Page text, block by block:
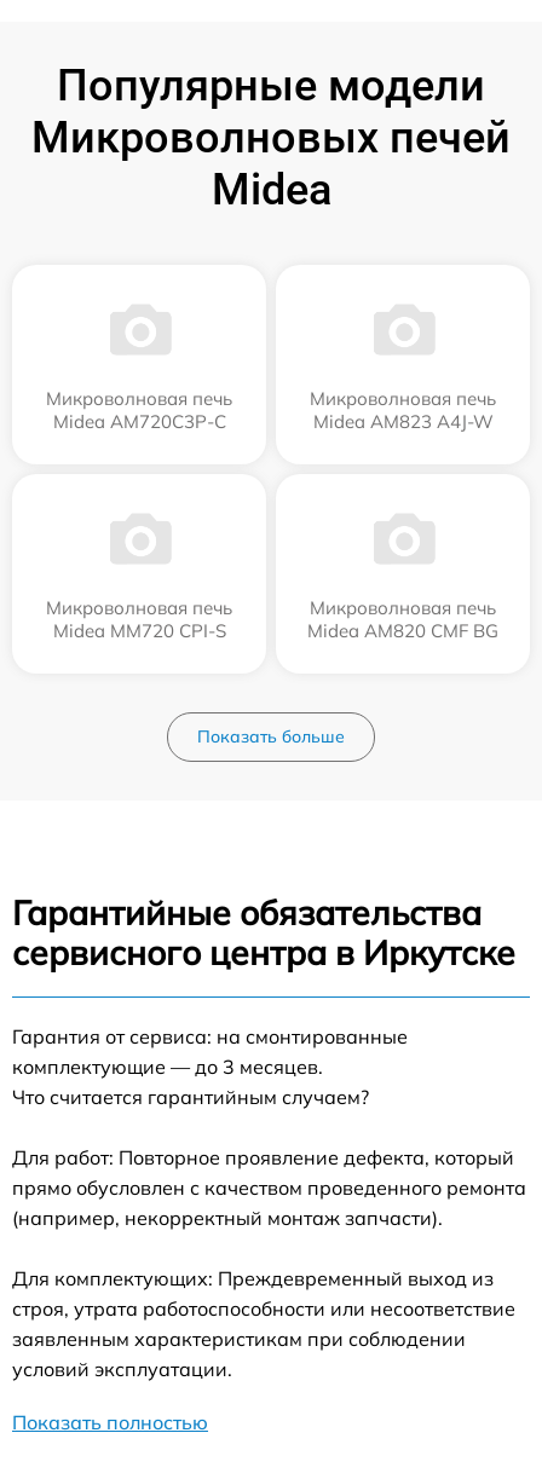
Популярные модели
Микроволновых печей
Midea
Микроволновая печь
Midea AM720C3P-C
Микроволновая печь
Midea AM823 A4J-W
Микроволновая печь
Midea MM720 CPI-S
Микроволновая печь
Midea AM820 CMF BG
Показать больше
Гарантийные обязательства
сервисного центра в Иркутске
Гарантия от сервиса: на смонтированные
комплектующие — до 3 месяцев.
Что считается гарантийным случаем?
Для работ: Повторное проявление дефекта, который
прямо обусловлен с качеством проведенного ремонта
(например, некорректный монтаж запчасти).
Для комплектующих: Преждевременный выход из
строя, утрата работоспособности или несоответствие
заявленным характеристикам при соблюдении
условий эксплуатации.
Показать полностью